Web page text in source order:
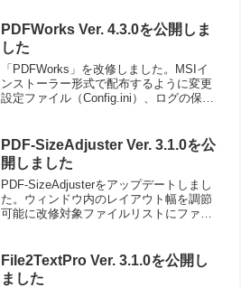
ように設定シートの...
PDFWorks Ver. 4.3.0を公開しま
した
「PDFWorks」を改修しました。MSIイ
ンストーラー形式で配布するように変更
設定ファイル（Config.ini）、ログの保存
く」を追加サイドメニュー「...
PDF-SizeAdjuster Ver. 3.1.0を公
開しました
PDF-SizeAdjusterをアップデートしまし
た。ウィンドウ内のレイアウト幅を調節
可能に改修対象ファイルリストにファイ
ト機能とドラッグ＆ドロップによるの並
び替え機...
File2TextPro Ver. 3.1.0を公開し
ました